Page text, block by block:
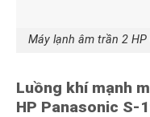
Máy lạnh âm trần 2 HP
Luồng khí mạnh
HP Panasonic S-